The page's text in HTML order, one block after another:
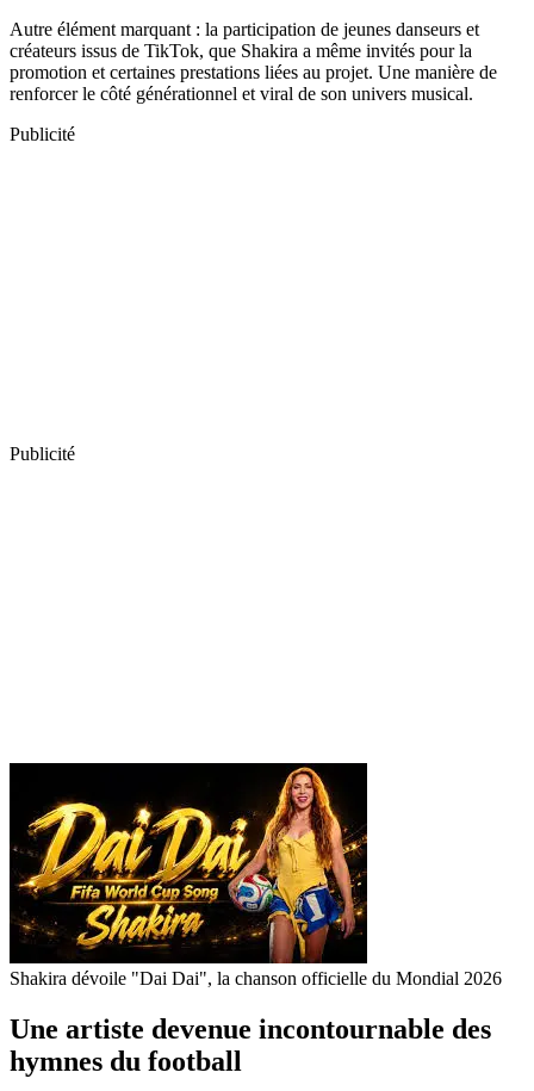
Autre élément marquant : la participation de jeunes danseurs et
créateurs issus de TikTok, que Shakira a même invités pour la
promotion et certaines prestations liées au projet. Une manière de
renforcer le côté générationnel et viral de son univers musical.
Publicité
Publicité
Shakira dévoile "Dai Dai", la chanson officielle du Mondial 2026
Une artiste devenue incontournable des
hymnes du football